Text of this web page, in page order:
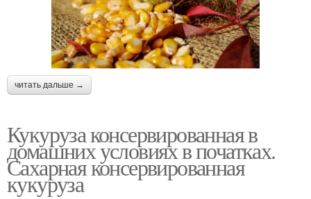
читать дальше →
Кукуруза консервированная в
домашних условиях в початках.
Сахарная консервированная
кукуруза